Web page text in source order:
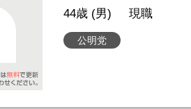
公明党
44歳 (男) 現職